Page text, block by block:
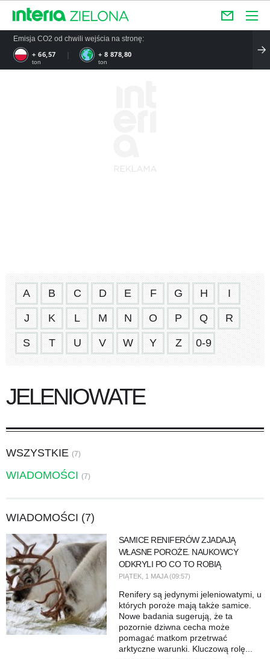
Emisja CO2 od chwili wejścia na stronę:
+ 66,57
ton
+ 8 878,80
ton
A B C D E F G H I
J K L M N O P Q R
S T U V W Y Z 0-9
JELENIOWATE
WSZYSTKIE (7)
WIADOMOŚCI (7)
WIADOMOŚCI (7)
SAMICE RENIFERÓW ZJADAJĄ
WŁASNE POROŻE. NAUKOWCY
ODKRYLI PO CO TO ROBIĄ
PIĄTEK, 1 MAJA (09:57)
Renifery są jedynymi jeleniowatymi, u
których poroże mają także samice.
Nowe badania sugerują, że ta
pozornie dziwna cecha może
pomagać matkom przetrwać
arktyczne warunki. Kluczową rolę...